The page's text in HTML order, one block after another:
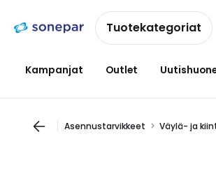
navigointiinsisältöönTuotekategoriat
Kampanjat Outlet
Asennustarvikkeet Väylä- ja